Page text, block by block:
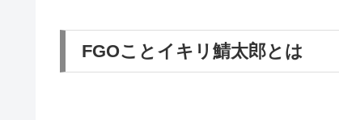
FGOことイキリ鯖太郎とは